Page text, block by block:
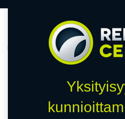
KESÄRENKAAT
PREMIUM QUALITY
Budget-